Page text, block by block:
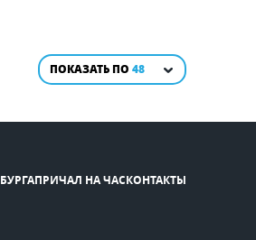
ПОКАЗАТЬ ПО 48
ПРИЧАЛ НА ЧАСКОНТАКТЫ